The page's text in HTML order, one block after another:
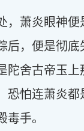
，萧炎眼神便
后，便是彻
陀舍古帝玉上
恐怕连萧炎
毒手。